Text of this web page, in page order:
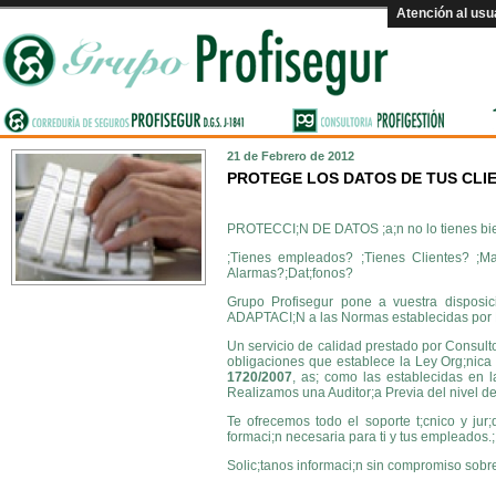
Atención al
21 de Febrero de 2012
PROTEGE LOS DATOS DE TUS
PROTECCI;N DE DATOS ;a;n no lo tienes
;Tienes empleados? ;Tienes Clientes?
Alarmas?;Dat;fonos?
Grupo Profisegur pone a vuestra
ADAPTACI;N a las Normas establecidas
Un servicio de calidad prestado por
obligaciones que establece la Ley
1720/2007, as; como las establecidas en
Realizamos una Auditor;a Previa del nivel
Te ofrecemos todo el soporte t;cnico y
formaci;n necesaria para ti y tus empleados.;
Solic;tanos informaci;n sin compromiso